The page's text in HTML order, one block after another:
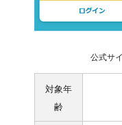
公式サ
対象年
齢